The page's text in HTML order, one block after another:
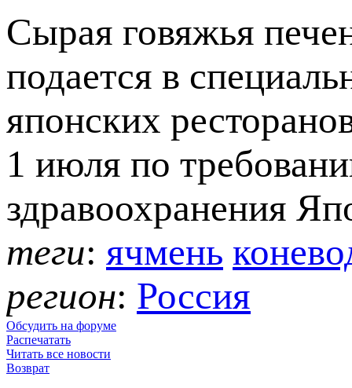
Сырая говяжья
подается в
японских
1 июля по
здравоохранения
теги: ячмень
регион: Россия
Обсудить на форуме
Распечатать
Читать все новости
Возврат